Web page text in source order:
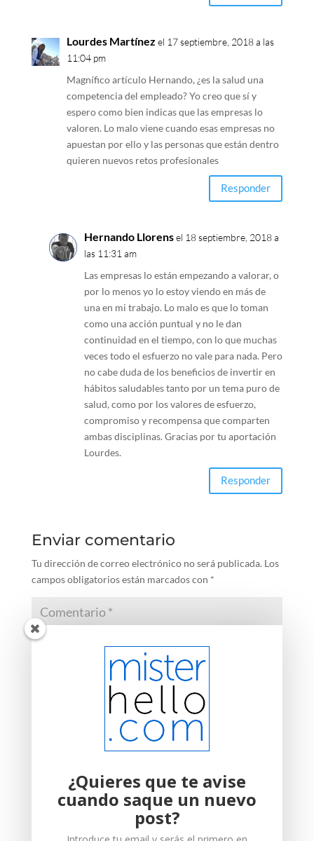
Lourdes Martínez el 17 septiembre, 2018 a las
11:04 pm
Magnífico artículo Hernando, ¿es la salud una
competencia del empleado? Yo creo que sí y
espero como bien indicas que las empresas lo
valoren. Lo malo viene cuando esas empresas no
apuestan por ello y las personas que están dentro
quieren nuevos retos profesionales
Responder
Hernando Llorensel 18 septiembre, 2018 a
las 11:31 am
Las empresas lo están empezando a valorar, o
por lo menos yo lo estoy viendo en más de
una en mi trabajo. Lo malo es que lo toman
como una acción puntual y no le dan
continuidad en el tiempo, con lo que muchas
veces todo el esfuerzo no vale para nada. Pero
no cabe duda de los beneficios de invertir en
hábitos saludables tanto por un tema puro de
salud, como por los valores de esfuerzo,
compromiso y recompensa que comparten
ambas disciplinas. Gracias por tu aportación
Lourdes.
Responder
Enviar comentario
Tu dirección de correo electrónico no será publicada. Los
campos obligatorios están marcados con *
¿Quieres que te avise
cuando saque un nuevo
post?